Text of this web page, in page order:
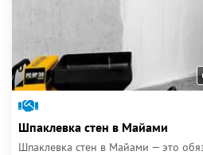
Шпаклевка стен в Майами
Шпаклевка стен в Майами — это